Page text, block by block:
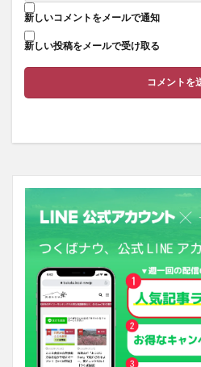
新しいコメントをメールで通知
新しい投稿をメールで受け取る